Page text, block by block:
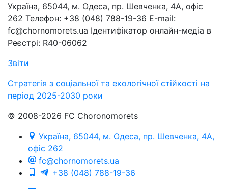
Україна, 65044, м. Одеса, пр. Шевченка, 4А, офіс
262 Телефон: +38 (048) 788-19-36 E-mail:
fc@chornomorets.ua Ідентифікатор онлайн-медіа в
Реєстрі: R40-06062
Звіти
Стратегія з соціальної та екологічної стійкості на
період 2025-2030 роки
© 2008-2026 FC Choronomorets
Україна, 65044, м. Одеса, пр. Шевченка, 4А,
офіс 262
fc@chornomorets.ua
+38 (048) 788-19-36